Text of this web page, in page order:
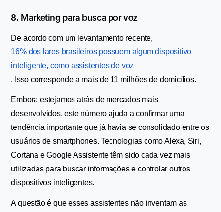
8. Marketing para busca por voz
De acordo com um levantamento recente,
16% dos lares brasileiros possuem algum dispositivo
inteligente, como assistentes de voz
. Isso corresponde a mais de 11 milhões de domicílios.
Embora estejamos atrás de mercados mais
desenvolvidos, este número ajuda a confirmar uma
tendência importante que já havia se consolidado entre os
usuários de smartphones. Tecnologias como Alexa, Siri,
Cortana e Google Assistente têm sido cada vez mais
utilizadas para buscar informações e controlar outros
dispositivos inteligentes.
A questão é que esses assistentes não inventam as